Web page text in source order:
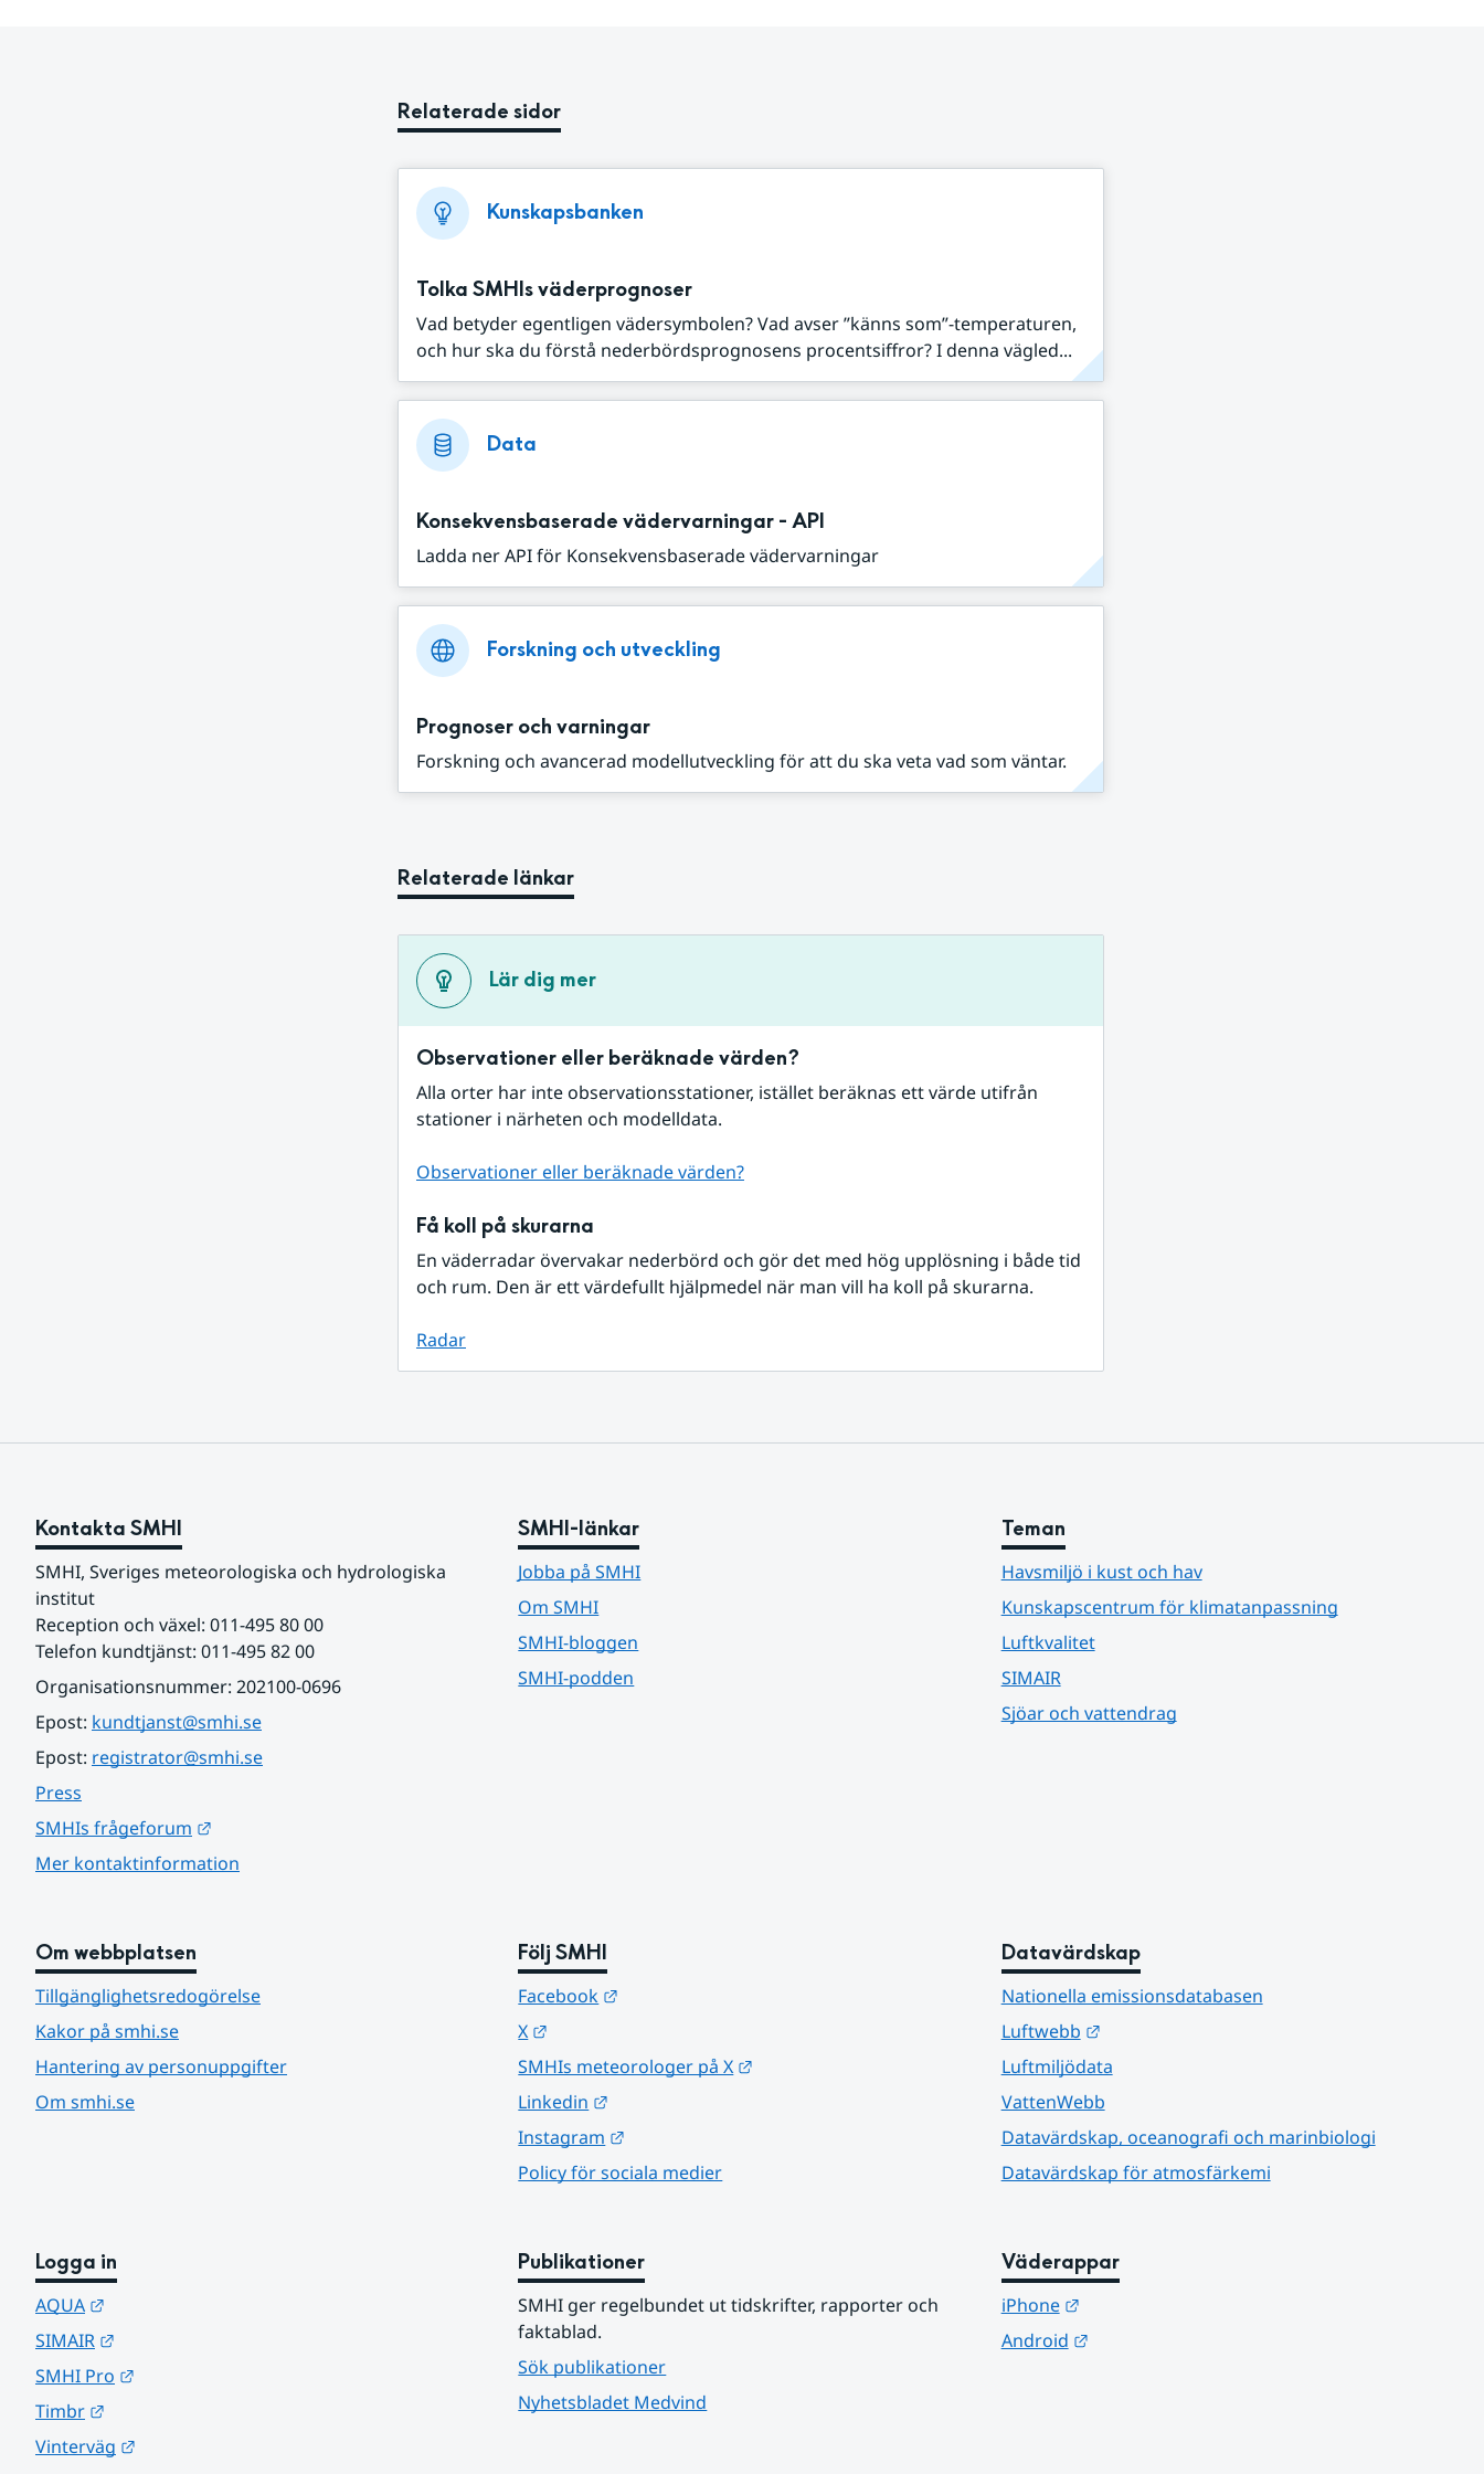
Relaterade sidor
Kunskapsbanken
Tolka SMHIs väderprognoser
Vad betyder egentligen vädersymbolen? Vad avser ”känns som”-temperaturen,
och hur ska du förstå nederbördsprognosens procentsiffror? I denna vägled...
Data
Konsekvensbaserade vädervarningar - API
Ladda ner API för Konsekvensbaserade vädervarningar
Forskning och utveckling
Prognoser och varningar
Forskning och avancerad modellutveckling för att du ska veta vad som väntar.
Relaterade länkar
Lär dig mer
Observationer eller beräknade värden?
Alla orter har inte observationsstationer, istället beräknas ett värde utifrån
stationer i närheten och modelldata.
Observationer eller beräknade värden?
Få koll på skurarna
En väderradar övervakar nederbörd och gör det med hög upplösning i både tid
och rum. Den är ett värdefullt hjälpmedel när man vill ha koll på skurarna.
Radar
Kontakta SMHI
SMHI, Sveriges meteorologiska och hydrologiska
institut
Reception och växel: 011-495 80 00
Telefon kundtjänst: 011-495 82 00
Organisationsnummer: 202100-0696
Epost: kundtjanst@smhi.se
Epost: registrator@smhi.se
Press
SMHIs frågeforum
Mer kontaktinformation
SMHI-länkar
Jobba på SMHI
Om SMHI
SMHI-bloggen
SMHI-podden
Teman
Havsmiljö i kust och hav
Kunskapscentrum för klimatanpassning
Luftkvalitet
SIMAIR
Sjöar och vattendrag
Om webbplatsen
Tillgänglighetsredogörelse
Kakor på smhi.se
Hantering av personuppgifter
Om smhi.se
Följ SMHI
Facebook
X
SMHIs meteorologer på X
Linkedin
Instagram
Policy för sociala medier
Datavärdskap
Nationella emissionsdatabasen
Luftwebb
Länk till annan webbplats.
Luftmiljödata
VattenWebb
Datavärdskap, oceanografi och marinbiologi
Datavärdskap för atmosfärkemi
Logga in
AQUA
SIMAIR
SMHI Pro
Timbr
Vinterväg
Publikationer
SMHI ger regelbundet ut tidskrifter, rapporter och
faktablad.
Sök publikationer
Nyhetsbladet Medvind
Väderappar
iPhone
Länk till annan webbplats.
Android
Länk till annan webbplats.